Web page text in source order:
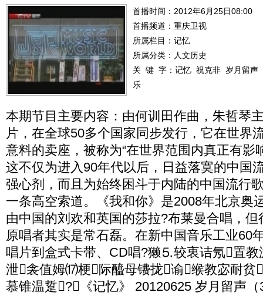
首播时间：2012年6月25日08:00
首播频道： 重庆卫视
所属栏目： 记忆
所属分类：人文历史
关 键 字： 记忆 祝克非 岁月留声
乐
本期节目主要内容：由何训田作曲，朱哲琴
片，在全球50多个国家同步发行，它在世界
意料的卖座，被称为“在世界范围内真正有影
这不仅为进入90年代以后，日益落寞的中国
强心剂，而且为始终困斗于内陆的中国流行
一条高空索道。《我和你》是2008年北京奥
由中国的刘欢和英国的莎拉?布莱曼合唱，
原唱者其实是常石磊。在新中国音乐工业60
唱片到盒式卡带、CD唱?獭⒌较衷诘氖置
泄衾值姆⒄梗际醯母镄拢谕缑教宓耐贫
慕锥温踅?（《记忆》 20120625 岁月留声